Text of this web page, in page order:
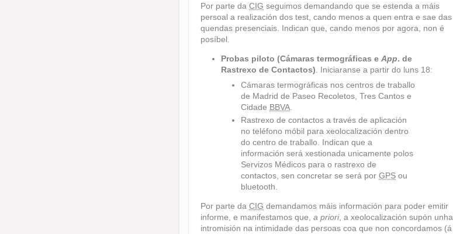
Por parte da CIG seguimos demandando que se estenda a máis
persoal a realización dos test, cando menos a quen entra e sae das
quendas presenciais. Indican que, cando menos por agora, non é
posíbel.
Probas piloto (Cámaras termográficas e App. de
Rastrexo de Contactos) . Iniciaranse a partir do luns 18:
Cámaras termográficas nos centros de traballo
de Madrid de Paseo Recoletos, Tres Cantos e
Cidade BBVA
Rastrexo de contactos a través de aplicación
no teléfono móbil para xeolocalización dentro
do centro de traballo. Indican que a
información será xestionada unicamente polos
Servizos Médicos para o rastrexo de
contactos, sen concretar se será porGPS ou
bluetooth.
Por parte da CIG demandamos máis información para poder emitir
informe, e manifestamos que, a priori, a xeolocalización supón unha
intromisión na intimidade das persoas coa que non concordamos (á